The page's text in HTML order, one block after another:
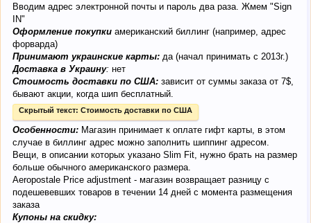
Вводим адрес электронной почты и пароль два раза. Жмем "Sign
IN"
Оформление покупки американский биллинг (например, адрес
форварда)
Принимают украинские карты: да (начал принимать с 2013г.)
Доставка в Украину: нет
Стоимость доставки по США: зависит от суммы заказа от 7$,
бывают акции, когда шип бесплатный.
Скрытый текст: Стоимость доставки по США
Особенности: Магазин принимает к оплате гифт карты, в этом
случае в биллинг адрес можно заполнить шиппинг адресом.
Вещи, в описании которых указано Slim Fit, нужно брать на размер
больше обычного американского размера.
Аeropostale Price adjustment - магазин возвращает разницу с
подешевевших товаров в течении 14 дней с момента размещения
заказа
Купоны на скидку: